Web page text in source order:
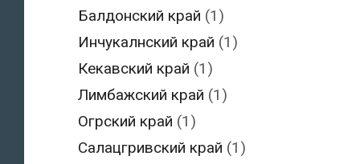
Балдонский край (1)
Инчукалнский край (1)
Кекавский край (1)
Лимбажский край (1)
Огрский край (1)
Салацгривский край (1)